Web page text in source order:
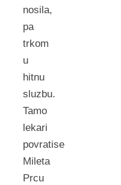
nosila,
pa
trkom
u
hitnu
sluzbu.
Tamo
lekari
povratise
Mileta
Prcu